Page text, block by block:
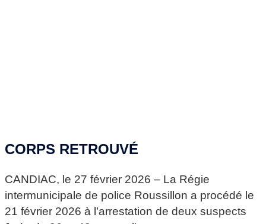
CORPS RETROUVÉ
CANDIAC, le 27 février 2026 – La Régie
intermunicipale de police Roussillon a procédé le
21 février 2026 à l’arrestation de deux suspects